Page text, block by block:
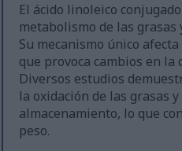
El ácido linoleico
metabolismo de las
Su mecanismo único
que provoca cambios en la
Diversos estudios
la oxidación de las grasas
almacenamiento, lo que
peso.